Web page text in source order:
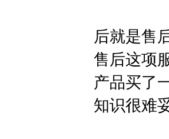
后就是售
售后这项
产品买了
知识很难